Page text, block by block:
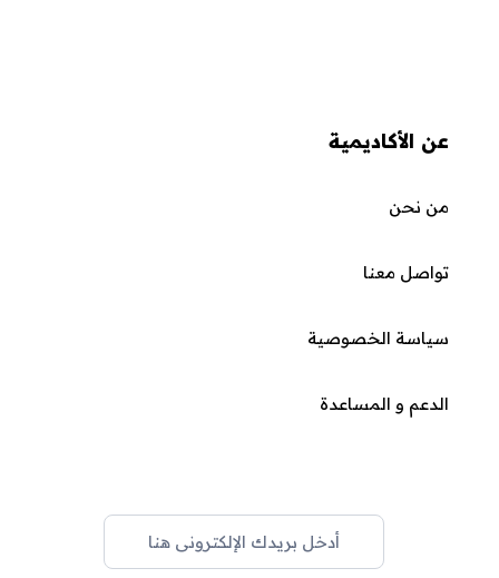
عن الأكاديمية
من نحن
تواصل معنا
سياسة الخصوصية
الدعم و المساعدة